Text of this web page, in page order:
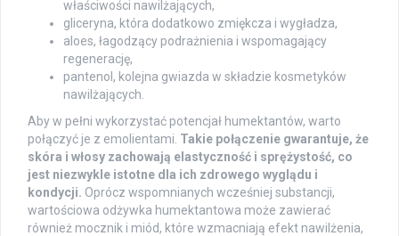
właściwości nawilżających,
gliceryna, która dodatkowo zmiękcza i wygładza,
aloes, łagodzący podrażnienia i wspomagający
regenerację,
pantenol, kolejna gwiazda w składzie kosmetyków
nawilżających.
Aby w pełni wykorzystać potencjał humektantów, warto
połączyć je z emolientami. Takie połączenie gwarantuje, że
skóra i włosy zachowają elastyczność i sprężystość, co
jest niezwykle istotne dla ich zdrowego wyglądu i
kondycji. Oprócz wspomnianych wcześniej substancji,
wartościowa odżywka humektantowa może zawierać
również mocznik i miód, które wzmacniają efekt nawilżenia,